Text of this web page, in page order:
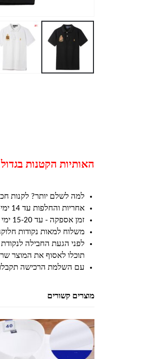
האותיות הקטנות בגדול
למה לשלם יותר? לקנות
אחריות והחלפות עד 14 ימים מקבלת המוצר
זמן אספקה - עד 15-20 ימי עבודה - לא כולל שישי ושבת וחגים
משלוח למאות נקודות
לפני הגעת החבילה
תוכלו לאסוף את המוצר
עם השלמת הרכישה
מוצרים קשורים
למוצר זה יש מספר סוגים. ניתן לבחור את האפשרויות בעמוד המוצר